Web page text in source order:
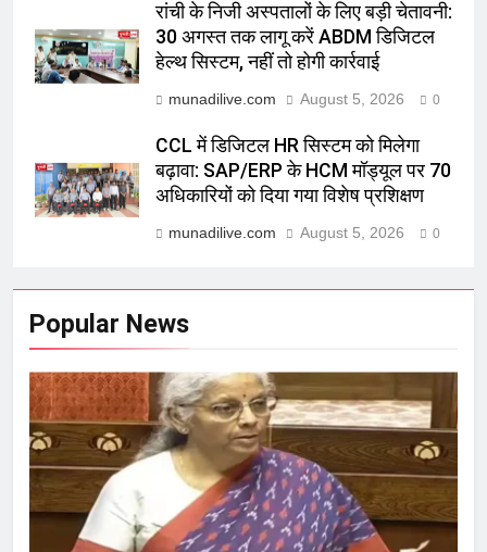
रांची के निजी अस्पतालों के लिए बड़ी चेतावनी:
30 अगस्त तक लागू करें ABDM डिजिटल
हेल्थ सिस्टम, नहीं तो होगी कार्रवाई
munadilive.com August 5, 2026 0
CCL में डिजिटल HR सिस्टम को मिलेगा
बढ़ावा: SAP/ERP के HCM मॉड्यूल पर 70
अधिकारियों को दिया गया विशेष प्रशिक्षण
munadilive.com August 5, 2026 0
Popular News